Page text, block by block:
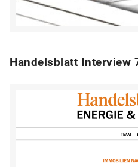
Handelsblatt Interview